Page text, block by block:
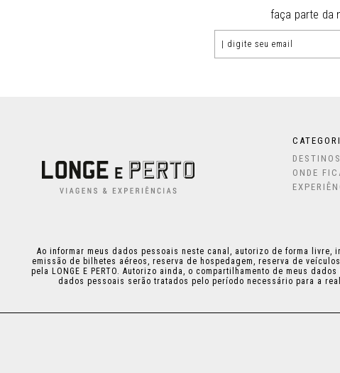
faça parte da
DESTINOS
ONDE
Ao informar meus dados pessoais neste canal, autorizo de forma
emissão de bilhetes aéreos, reserva de hospedagem, reserva de
pela LONGE E PERTO. Autorizo ainda, o compartilhamento de meus
dados pessoais serão tratados pelo período necessário para a